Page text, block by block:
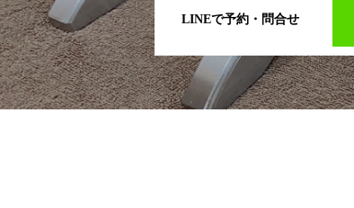
LINEで予約・問合せ